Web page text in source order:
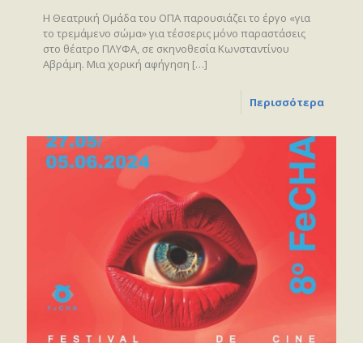
Η Θεατρική Ομάδα του ΟΠΑ παρουσιάζει το έργο «για
το τρεμάμενο σώμα» για τέσσερις μόνο παραστάσεις
στο θέατρο ΠΛΥΦΑ, σε σκηνοθεσία Κωνσταντίνου
Αβράμη. Μια χορική αφήγηση […]
Περισσότερα